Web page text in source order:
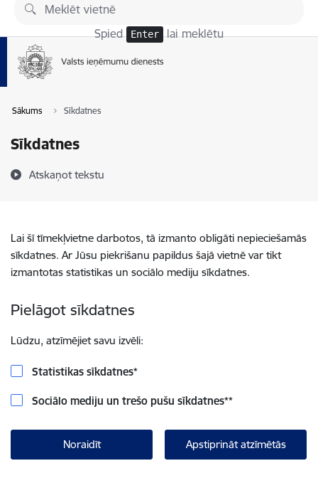
Pāriet uz lapas saturu
Spied Enter lai meklētu
Sākums Sīkdatnes
Sīkdatnes
Atskaņot tekstu
Lai šī tīmekļvietne darbotos, tā izmanto obligāti nepieciešamās
sīkdatnes. Ar Jūsu piekrišanu papildus šajā vietnē var tikt
izmantotas statistikas un sociālo mediju sīkdatnes.
Pielāgot sīkdatnes
Lūdzu, atzīmējiet savu izvēli:
Statistikas sīkdatnes*
Sociālo mediju un trešo pušu sīkdatnes**
Noraidīt Apstiprināt atzīmētās